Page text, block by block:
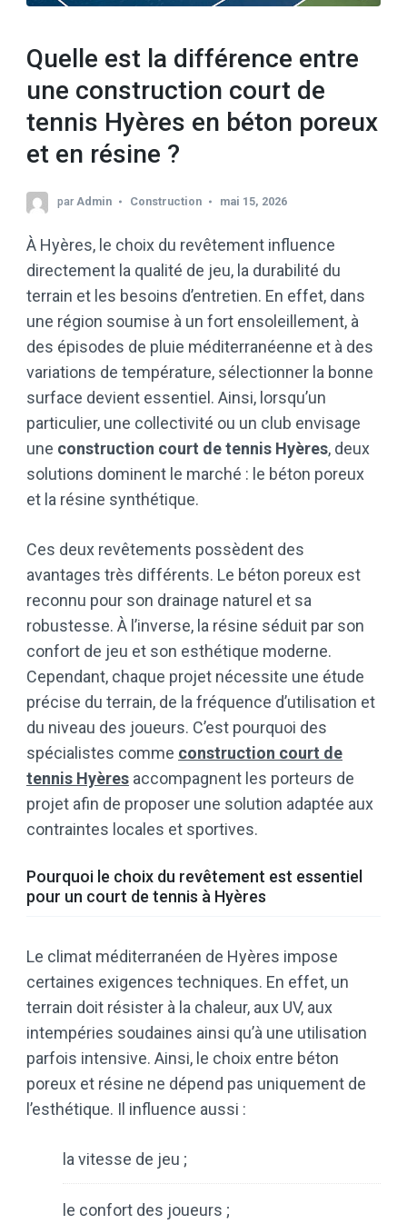
Quelle est la différence entre
une construction court de
tennis Hyères en béton poreux
et en résine ?
par Admin Construction mai 15, 2026
À Hyères, le choix du revêtement influence
directement la qualité de jeu, la durabilité du
terrain et les besoins d’entretien. En effet, dans
une région soumise à un fort ensoleillement, à
des épisodes de pluie méditerranéenne et à des
variations de température, sélectionner la bonne
surface devient essentiel. Ainsi, lorsqu’un
particulier, une collectivité ou un club envisage
une construction court de tennis Hyères, deux
solutions dominent le marché : le béton poreux
et la résine synthétique.
Ces deux revêtements possèdent des
avantages très différents. Le béton poreux est
reconnu pour son drainage naturel et sa
robustesse. À l’inverse, la résine séduit par son
confort de jeu et son esthétique moderne.
Cependant, chaque projet nécessite une étude
précise du terrain, de la fréquence d’utilisation et
du niveau des joueurs. C’est pourquoi des
spécialistes comme construction court de
tennis Hyères accompagnent les porteurs de
projet afin de proposer une solution adaptée aux
contraintes locales et sportives.
Pourquoi le choix du revêtement est essentiel
pour un court de tennis à Hyères
Le climat méditerranéen de Hyères impose
certaines exigences techniques. En effet, un
terrain doit résister à la chaleur, aux UV, aux
intempéries soudaines ainsi qu’à une utilisation
parfois intensive. Ainsi, le choix entre béton
poreux et résine ne dépend pas uniquement de
l’esthétique. Il influence aussi :
la vitesse de jeu ;
le confort des joueurs ;